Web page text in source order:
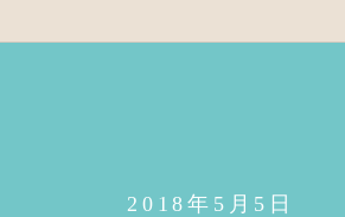
2018年5月5日